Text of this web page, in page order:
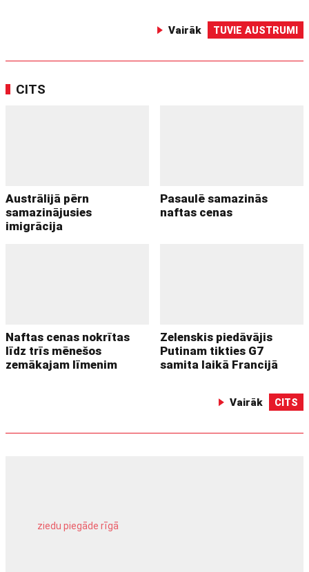
Vairāk TUVIE AUSTRUMI
CITS
Austrālijā pērn
samazinājusies
imigrācija
Pasaulē samazinās
naftas cenas
Naftas cenas nokrītas
līdz trīs mēnešos
zemākajam līmenim
Zelenskis piedāvājis
Putinam tikties G7
samita laikā Francijā
Vairāk CITS
ziedu piegāde rīgā